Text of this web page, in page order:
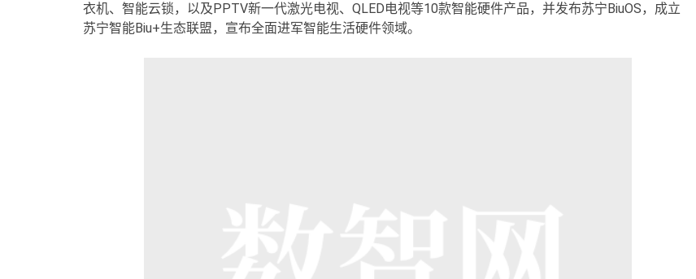
衣机、智能云锁，以及PPTV新一代激光电视、QLED电视等10款智能硬件产品，并发布苏宁BiuOS，成立
苏宁智能Biu+生态联盟，宣布全面进军智能生活硬件领域。